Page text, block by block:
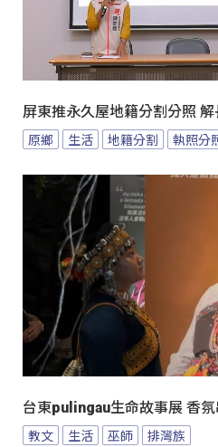
屏東推永久屋地籍分割分照
原鄉 生活 地籍分割 執照分
台東pulingau生命故事展 香
教文 生活 巫師 排灣族